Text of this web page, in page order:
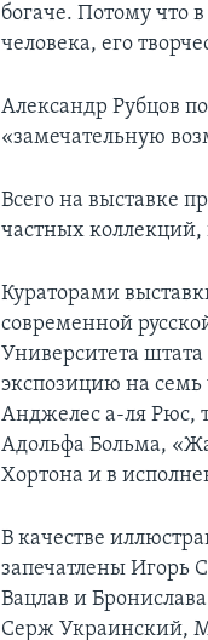
богаче. Потому что
человека, его
Александр Рубцов
«замечательную
Всего на выставке
частных
Кураторами
современной
Университета
экспозицию на
Анджелес а-ля Рюс,
Адольфа Больма,
Хортона и в
В качестве
запечатлены Игорь
Вацлав и
Серж Украинский,